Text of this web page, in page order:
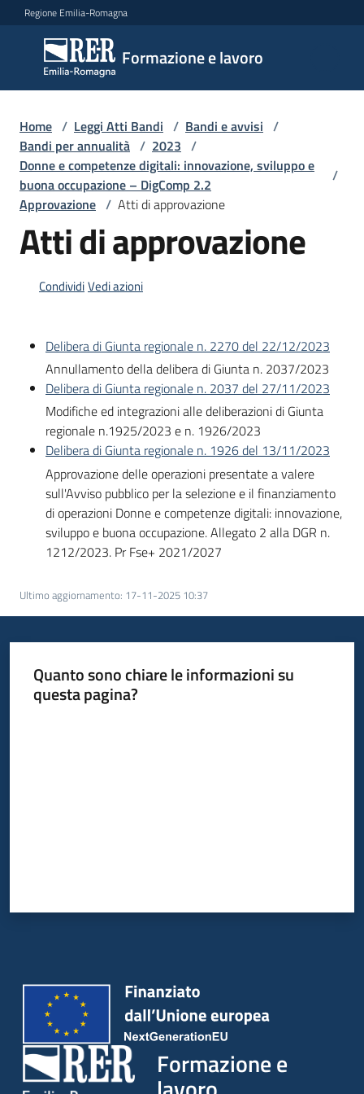
Vai al contenuto
Vai alla navigazione
Vai al footer
Regione Emilia-Romagna
Formazione e lavoro
Formazione
e lavoro
Argomenti
Novità
Leggi
Bandi
Piani
Programmi
Progetti
Fondo
sociale
Plus
Home / Leggi Atti Bandi / Bandi e avvisi /
Bandi per annualità / 2023 /
Donne e competenze digitali: innovazione, sviluppo e
buona occupazione – DigComp 2.2
/
Approvazione / Atti di approvazione
Atti di approvazione
CondividiVedi azioni
Delibera di Giunta regionale n. 2270 del 22/12/2023
Annullamento della delibera di Giunta n. 2037/2023
Delibera di Giunta regionale n. 2037 del 27/11/2023
Modifiche ed integrazioni alle deliberazioni di Giunta
regionale n.1925/2023 e n. 1926/2023
Delibera di Giunta regionale n. 1926 del 13/11/2023
Approvazione delle operazioni presentate a valere
sull'Avviso pubblico per la selezione e il finanziamento
di operazioni Donne e competenze digitali: innovazione,
sviluppo e buona occupazione. Allegato 2 alla DGR n.
1212/2023. Pr Fse+ 2021/2027
Ultimo aggiornamento: 17-11-2025 10:37
Quanto sono chiare le informazioni su
questa pagina?
Formazione e